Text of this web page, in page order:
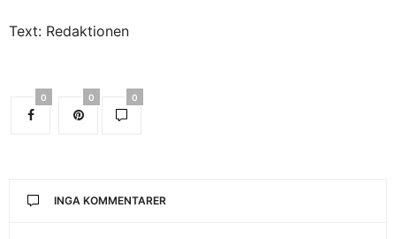
Text: Redaktionen
0 0 0
INGA KOMMENTARER